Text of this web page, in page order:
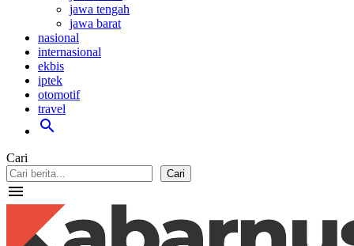
jawa tengah
jawa barat
nasional
internasional
ekbis
iptek
otomotif
travel
search
Cari
Cari
menu